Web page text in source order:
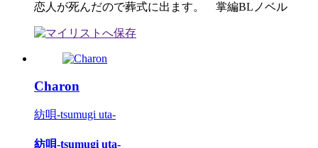
恋人が死んだので葬式に出ます。 掌編BLノベル
Charon
紡唄-tsumugi uta-
紡唄-tsumugi uta-